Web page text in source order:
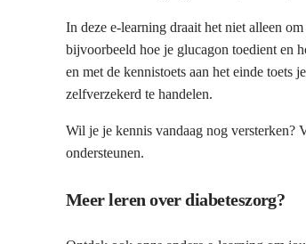
In deze e-learning draait het niet alleen
bijvoorbeeld hoe je glucagon toedient en
en met de kennistoets aan het einde
zelfverzekerd te handelen.
Wil je je kennis vandaag nog versterken?
ondersteunen.
Meer leren over diabeteszorg?